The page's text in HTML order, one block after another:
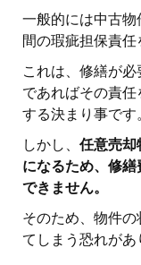
一般的には中古
間の瑕疵担保責任
これは、修繕が
であればその責
する決まり事です
しかし、 任意売却
になるため、修
できません。
そのため、物件
てしまう恐れがあ